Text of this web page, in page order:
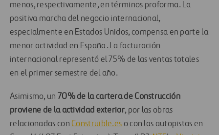
menos, respectivamente, en términos proforma. La
positiva marcha del negocio internacional,
especialmente en Estados Unidos, compensa en parte la
menor actividad en España. La facturación
internacional representó el 75% de las ventas totales
en el primer semestre del año.
Asimismo, un 70% de la cartera de Construcción
proviene de la actividad exterior, por las obras
relacionadas con Construible.es o con las autopistas en